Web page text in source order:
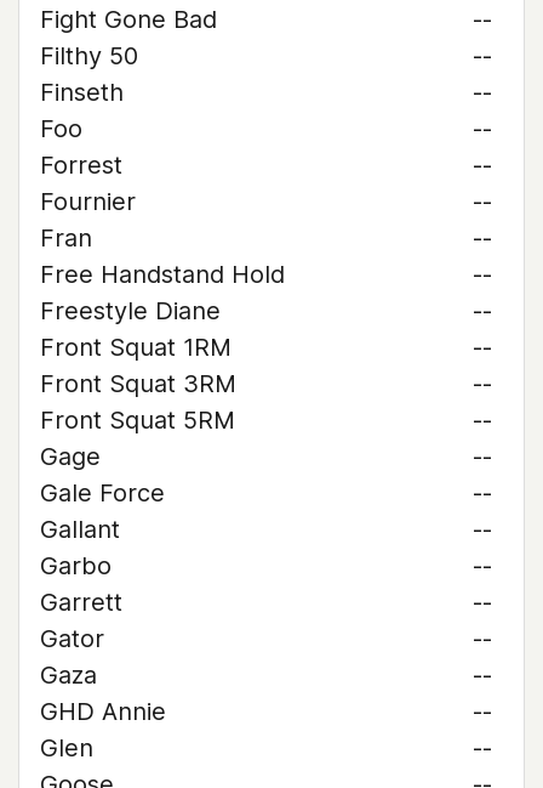
Fight Gone Bad
--
Filthy 50
--
Finseth
--
Foo
--
Forrest
--
Fournier
--
Fran
--
Free Handstand Hold
--
Freestyle Diane
--
Front Squat 1RM
--
Front Squat 3RM
--
Front Squat 5RM
--
Gage
--
Gale Force
--
Gallant
--
Garbo
--
Garrett
--
Gator
--
Gaza
--
GHD Annie
--
Glen
--